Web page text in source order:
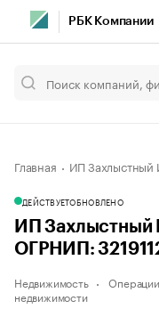
РБК Компании
Главная ИП Захлыстный
ДЕЙСТВУЕТОБНОВЛЕНО
ИП Захлыстный
ОГРНИП:
Недвижимость
недвижимости